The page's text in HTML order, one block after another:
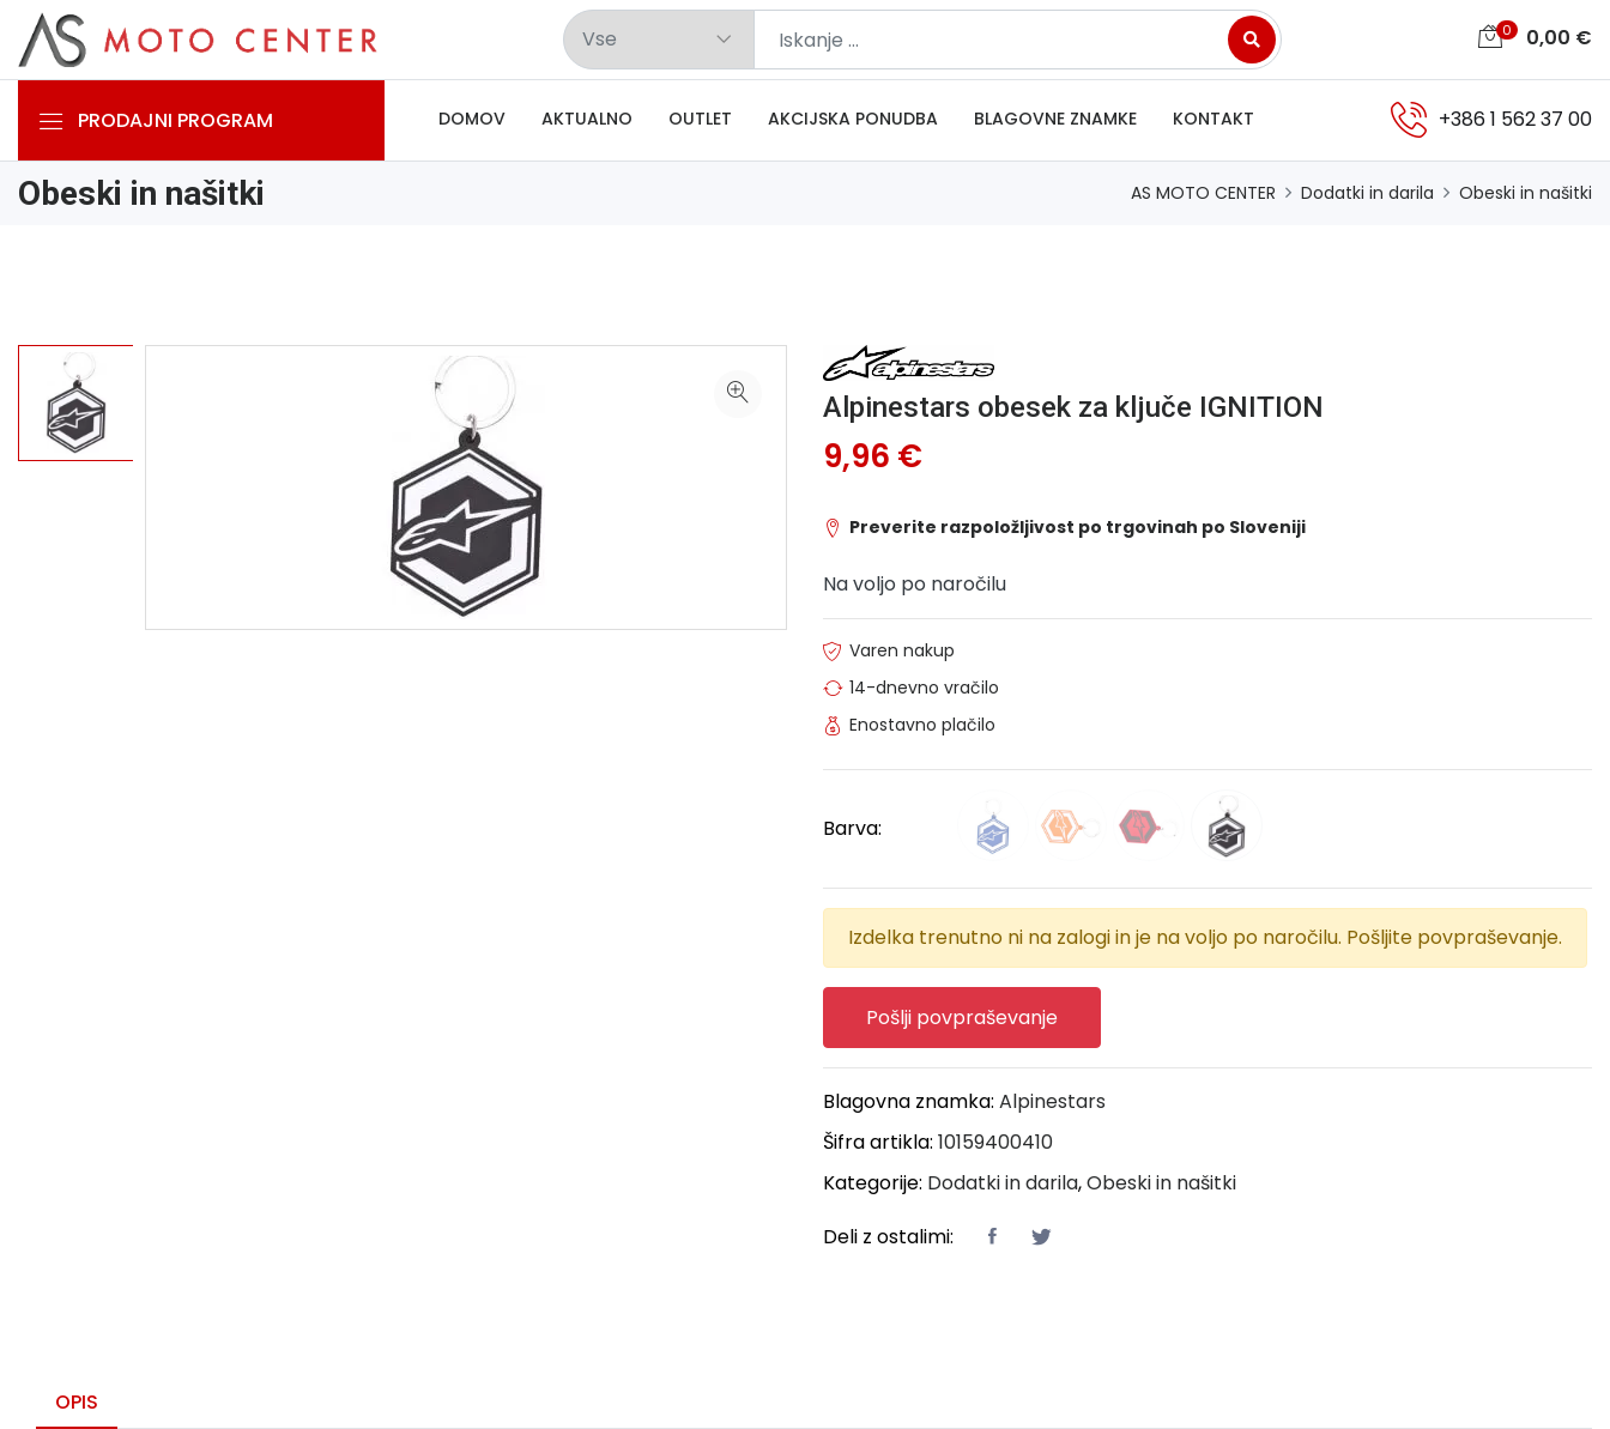
0 0,00 €
PRODAJNI PROGRAM DOMOV AKTUALNO OUTLET AKCIJSKA PONUDBA BLAGOVNE ZNAMKE KONTAKT +386 1 562 37 00
Obeski in našitki AS MOTO CENTER Dodatki in darila Obeski in našitki
Alpinestars obesek za ključe IGNITION
9,96 €
Preverite razpoložljivost po trgovinah po Sloveniji
Na voljo po naročilu
Varen nakup
14-dnevno vračilo
Enostavno plačilo
Barva:
Izdelka trenutno ni na zalogi in je na voljo po naročilu. Pošljite povpraševanje.
Pošlji povpraševanje
Blagovna znamka: Alpinestars
Šifra artikla: 10159400410
Kategorije: Dodatki in darila,Obeski in našitki
Deli z ostalimi:
OPIS